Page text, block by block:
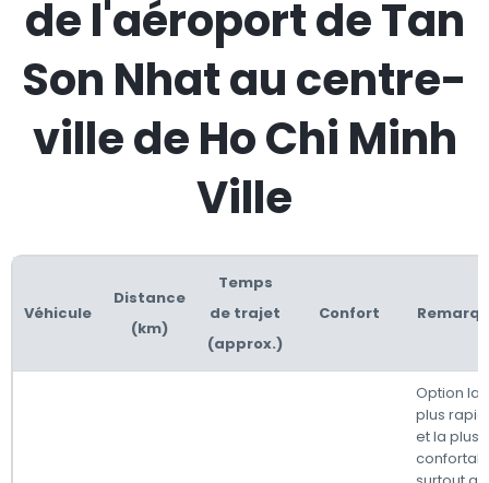
de l'aéroport de Tan
Son Nhat au centre-
ville de Ho Chi Minh
Ville
Véhicule
Distance
(km)
Temps
de trajet
(approx.)
Confort
Option la
plus
et la plus